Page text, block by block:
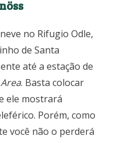
no Rifugio Odle,
de Santa
até a estação de
. Basta colocar
ele mostrará
Porém, como
você não o perderá